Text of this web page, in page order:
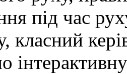
під час
класний